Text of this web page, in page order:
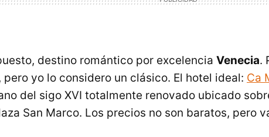
destino romántico por excelencia Venecia.
pero yo lo considero un clásico. El hotel ideal: Ca
del sigo XVI totalmente renovado ubicado
San Marco. Los precios no son baratos, pero